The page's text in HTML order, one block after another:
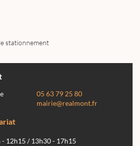
stationnement
05 63 79 25 80
mairie@realmont.fr
- 12h15 / 13h30 - 17h15